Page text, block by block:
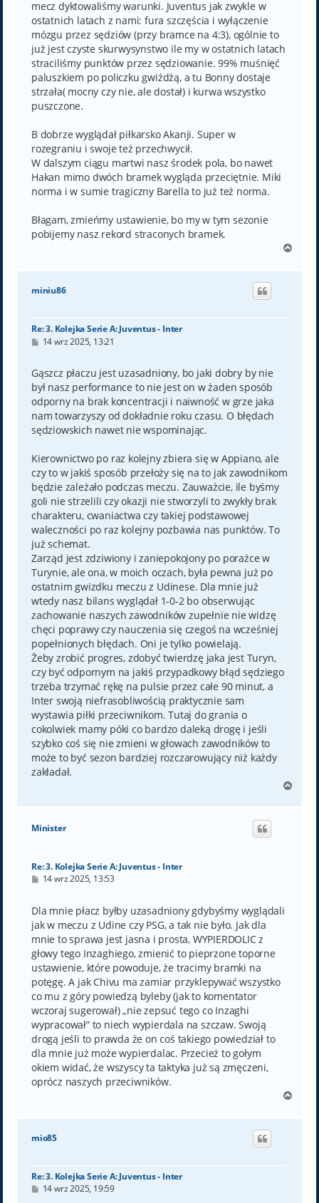
mecz dyktowaliśmy warunki. Juventus jak zwykle w
ostatnich latach z nami: fura szczęścia i wyłączenie
mózgu przez sędziów (przy bramce na 4:3), ogólnie to
już jest czyste skurwysynstwo ile my w ostatnich latach
straciliśmy punktów przez sędziowanie. 99% muśnięć
paluszkiem po policzku gwiżdżą, a tu Bonny dostaje
strzała( mocny czy nie, ale dostał) i kurwa wszystko
puszczone.
B dobrze wyglądał piłkarsko Akanji. Super w
rozegraniu i swoje też przechwycił.
W dalszym ciągu martwi nasz środek pola, bo nawet
Hakan mimo dwóch bramek wygląda przeciętnie. Miki
norma i w sumie tragiczny Barella to już też norma.
Błagam, zmieńmy ustawienie, bo my w tym sezonie
pobijemy nasz rekord straconych bramek.
g
miniu86
Re: 3. Kolejka Serie A: Juventus - Inter
P
t
14 wrz 2025, 13:21
Gąszcz płaczu jest uzasadniony, bo jaki dobry by nie
był nasz performance to nie jest on w żaden sposób
odporny na brak koncentracji i naiwność w grze jaka
nam towarzyszy od dokładnie roku czasu. O błędach
sędziowskich nawet nie wspominając.
Kierownictwo po raz kolejny zbiera się w Appiano, ale
czy to w jakiś sposób przełoży się na to jak zawodnikom
będzie zależało podczas meczu. Zauważcie, ile byśmy
goli nie strzelili czy okazji nie stworzyli to zwykły brak
charakteru, cwaniactwa czy takiej podstawowej
waleczności po raz kolejny pozbawia nas punktów. To
już schemat.
Zarząd jest zdziwiony i zaniepokojony po porażce w
Turynie, ale ona, w moich oczach, była pewna już po
ostatnim gwizdku meczu z Udinese. Dla mnie już
wtedy nasz bilans wyglądał 1-0-2 bo obserwując
zachowanie naszych zawodników zupełnie nie widzę
chęci poprawy czy nauczenia się czegoś na wcześniej
popełnionych błędach. Oni je tylko powielają.
Żeby zrobić progres, zdobyć twierdzę jaka jest Turyn,
czy być odpornym na jakiś przypadkowy błąd sędziego
trzeba trzymać rękę na pulsie przez całe 90 minut, a
Inter swoją niefrasobliwością praktycznie sam
wystawia piłki przeciwnikom. Tutaj do grania o
cokolwiek mamy póki co bardzo daleką drogę i jeśli
szybko coś się nie zmieni w głowach zawodników to
może to być sezon bardziej rozczarowujący niż każdy
zakładał.
g
Minister
Re: 3. Kolejka Serie A: Juventus - Inter
P
t
14 wrz 2025, 13:53
Dla mnie płacz byłby uzasadniony gdybyśmy wyglądali
jak w meczu z Udine czy PSG, a tak nie było. Jak dla
mnie to sprawa jest jasna i prosta, WYPIERDOLIC z
głowy tego Inzaghiego, zmienić to pieprzone toporne
ustawienie, które powoduje, że tracimy bramki na
potęgę. A jak Chivu ma zamiar przyklepywać wszystko
co mu z góry powiedzą byleby (jak to komentator
wczoraj sugerował) „nie zepsuć tego co Inzaghi
wypracował” to niech wypierdala na szczaw. Swoją
drogą jeśli to prawda że on coś takiego powiedział to
dla mnie już może wypierdalac. Przecież to gołym
okiem widać, że wszyscy ta taktyka już są zmęczeni,
oprócz naszych przeciwników.
g
mio85
Re: 3. Kolejka Serie A: Juventus - Inter
P14 wrz 2025, 19:59